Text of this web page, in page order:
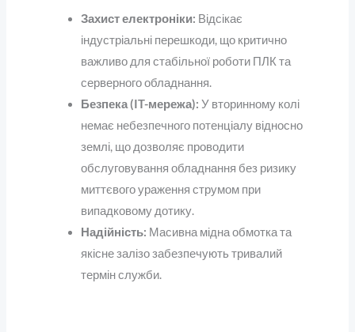
Захист електроніки: Відсікає
індустріальні перешкоди, що критично
важливо для стабільної роботи ПЛК та
серверного обладнання.
Безпека (IT-мережа): У вторинному колі
немає небезпечного потенціалу відносно
землі, що дозволяє проводити
обслуговування обладнання без ризику
миттєвого ураження струмом при
випадковому дотику.
Надійність: Масивна мідна обмотка та
якісне залізо забезпечують тривалий
термін служби.